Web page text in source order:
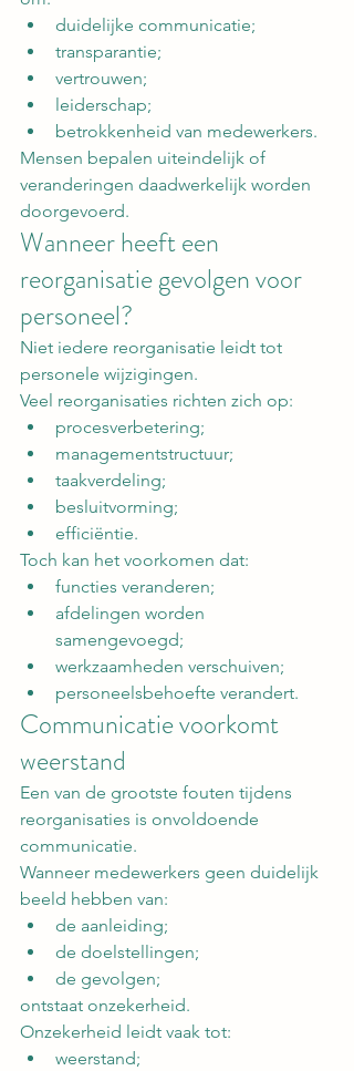
duidelijke communicatie;
transparantie;
vertrouwen;
leiderschap;
betrokkenheid van medewerkers.
Mensen bepalen uiteindelijk of
veranderingen daadwerkelijk worden
doorgevoerd.
Wanneer heeft een
reorganisatie gevolgen voor
personeel?
Niet iedere reorganisatie leidt tot
personele wijzigingen.
Veel reorganisaties richten zich op:
procesverbetering;
managementstructuur;
taakverdeling;
besluitvorming;
efficiëntie.
Toch kan het voorkomen dat:
functies veranderen;
afdelingen worden
samengevoegd;
werkzaamheden verschuiven;
personeelsbehoefte verandert.
Communicatie voorkomt
weerstand
Een van de grootste fouten tijdens
reorganisaties is onvoldoende
communicatie.
Wanneer medewerkers geen duidelijk
beeld hebben van:
de aanleiding;
de doelstellingen;
de gevolgen;
ontstaat onzekerheid.
Onzekerheid leidt vaak tot:
weerstand;